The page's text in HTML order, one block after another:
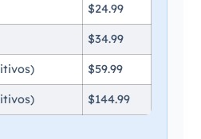
$24.99
$34.99
$59.99
$144.99